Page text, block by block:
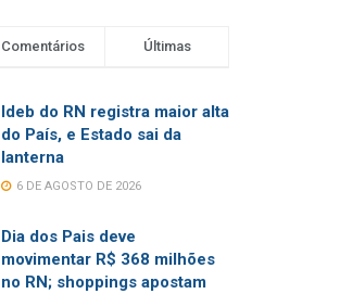
Comentários Últimas
Ideb do RN registra maior alta
do País, e Estado sai da
lanterna
6 DE AGOSTO DE 2026
Dia dos Pais deve
movimentar R$ 368 milhões
no RN; shoppings apostam